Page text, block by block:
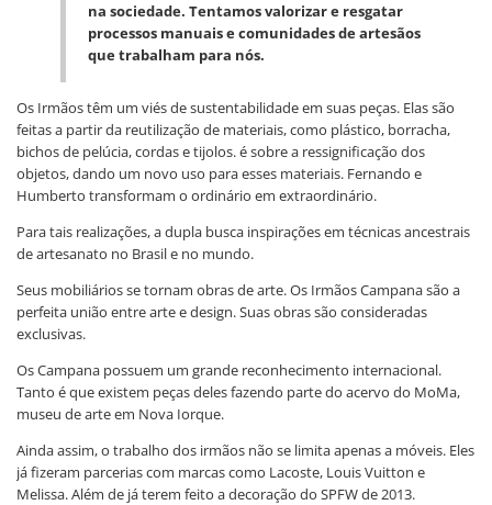
na sociedade. Tentamos valorizar e resgatar
processos manuais e comunidades de artesãos
que trabalham para nós.
Os Irmãos têm um viés de sustentabilidade em suas peças. Elas são
feitas a partir da reutilização de materiais, como plástico, borracha,
bichos de pelúcia, cordas e tijolos. é sobre a ressignificação dos
objetos, dando um novo uso para esses materiais. Fernando e
Humberto transformam o ordinário em extraordinário.
Para tais realizações, a dupla busca inspirações em técnicas ancestrais
de artesanato no Brasil e no mundo.
Seus mobiliários se tornam obras de arte. Os Irmãos Campana são a
perfeita união entre arte e design. Suas obras são consideradas
exclusivas.
Os Campana possuem um grande reconhecimento internacional.
Tanto é que existem peças deles fazendo parte do acervo do MoMa,
museu de arte em Nova Iorque.
Ainda assim, o trabalho dos irmãos não se limita apenas a móveis. Eles
já fizeram parcerias com marcas como Lacoste, Louis Vuitton e
Melissa. Além de já terem feito a decoração do SPFW de 2013.